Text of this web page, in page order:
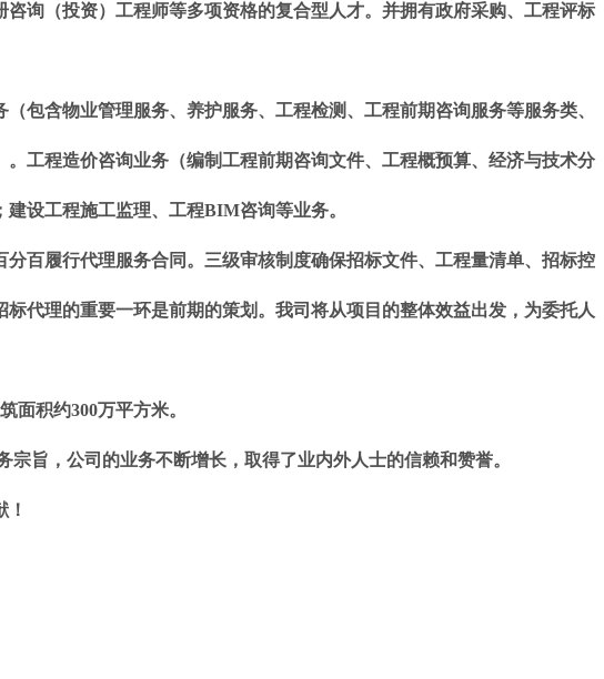
询（投资）工程师等多项资格的复合型人才。并拥有政府采购、工程评标
包含物业管理服务、养护服务、工程检测、工程前期咨询服务等服务类、
工程造价咨询业务（编制工程前期咨询文件、工程概预算、经济与技术分
设工程施工监理、工程BIM咨询等业务。
百履行代理服务合同。三级审核制度确保招标文件、工程量清单、招标控
代理的重要一环是前期的策划。我司将从项目的整体效益出发，为委托人
积约300万平方米。
旨，公司的业务不断增长，取得了业内外人士的信赖和赞誉。